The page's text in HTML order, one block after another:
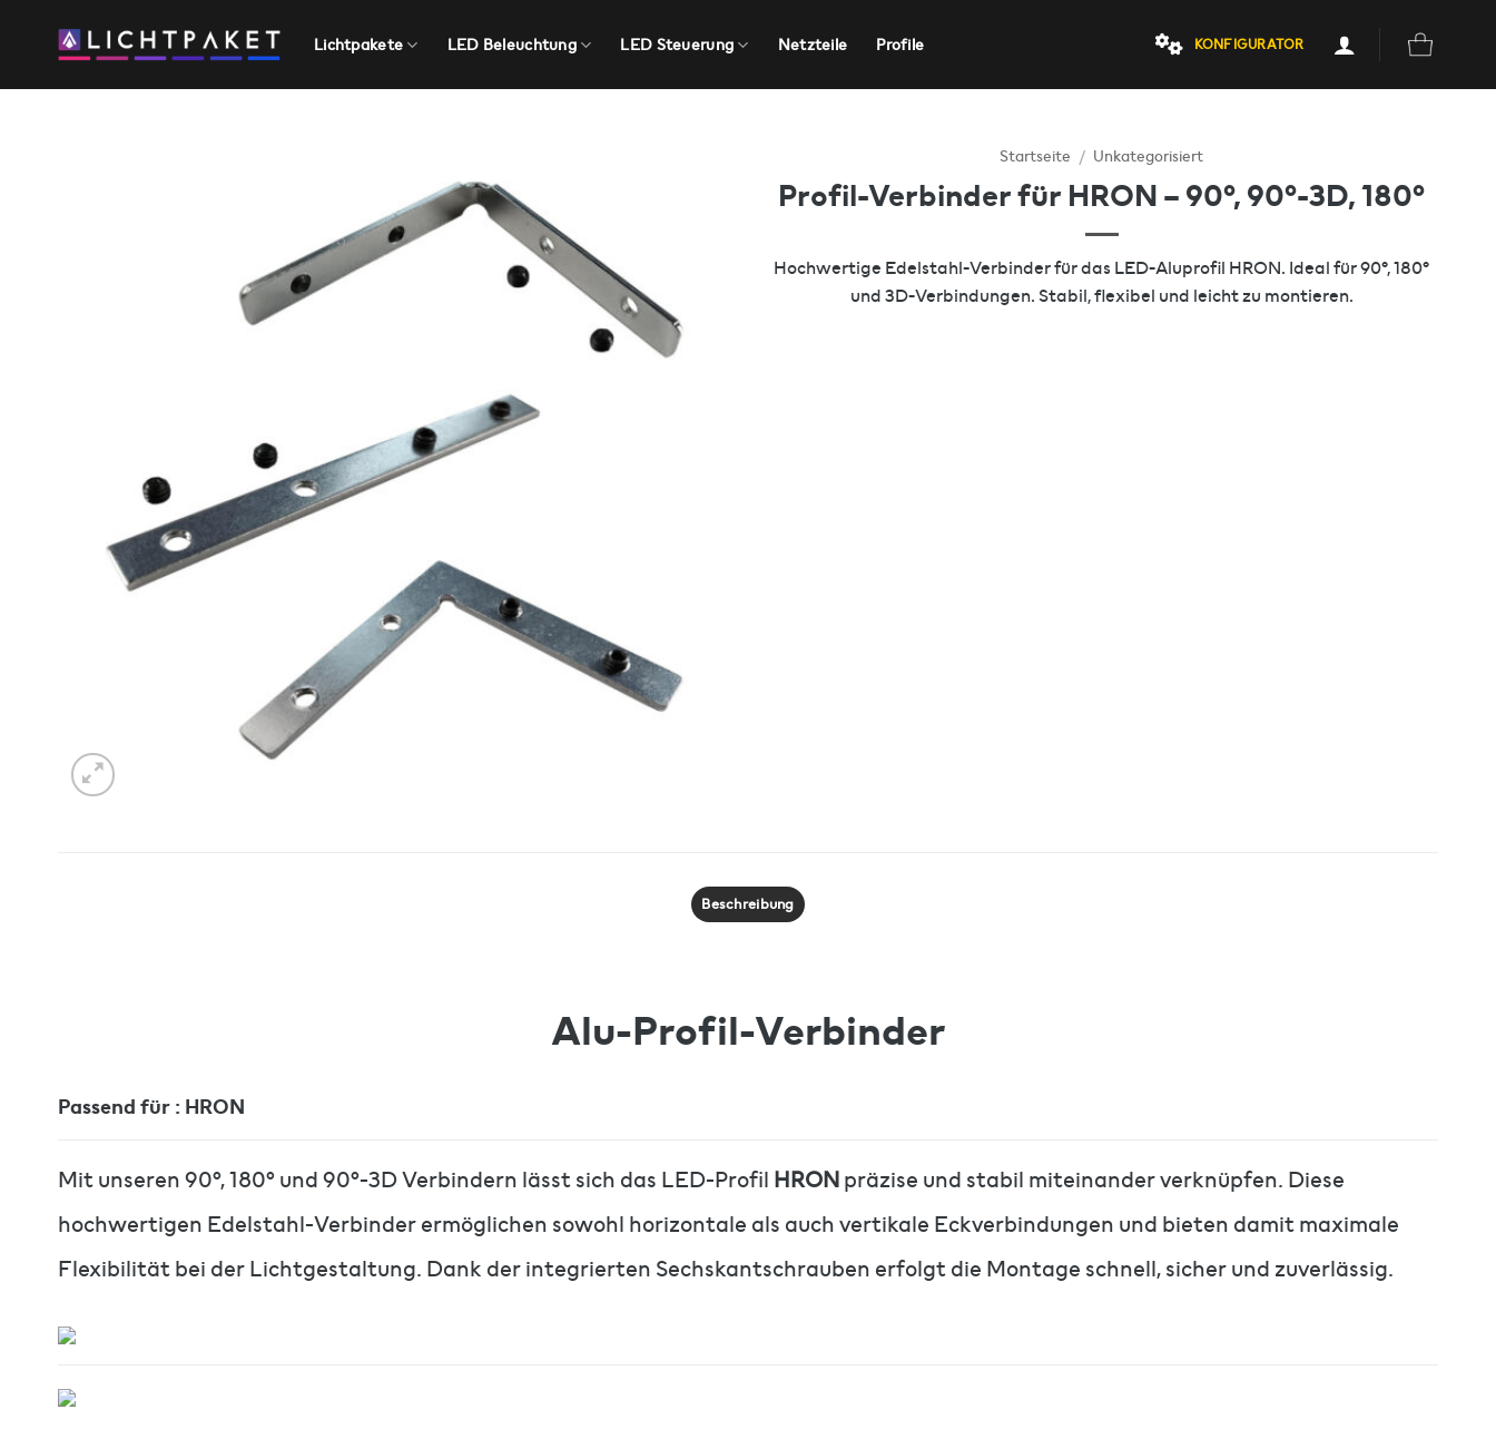
springen
Lichtpakete LED Beleuchtung LED Steuerung Netzteile Profile KONFIGURATOR
Startseite / Unkategorisiert
Profil-Verbinder für HRON – 90°, 90°-3D, 180°
Hochwertige Edelstahl-Verbinder für das LED-Aluprofil HRON. Ideal für 90°, 180°
und 3D-Verbindungen. Stabil, flexibel und leicht zu montieren.
Beschreibung
Alu-Profil-Verbinder
Passend für : HRON
Mit unseren 90°, 180° und 90°-3D Verbindern lässt sich das LED-Profil HRONpräzise und stabil miteinander verknüpfen. Diese
hochwertigen Edelstahl-Verbinder ermöglichen sowohl horizontale als auch vertikale Eckverbindungen und bieten damit maximale
Flexibilität bei der Lichtgestaltung. Dank der integrierten Sechskantschrauben erfolgt die Montage schnell, sicher und zuverlässig.